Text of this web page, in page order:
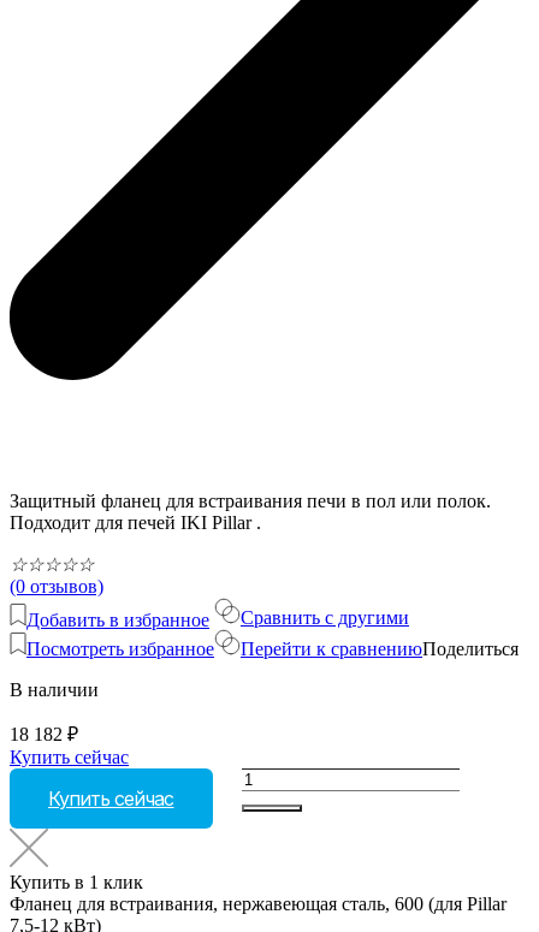
Защитный фланец для встраивания печи в пол или полок.
Подходит для печей IKI Pillar .
☆☆☆☆☆
(0 отзывов)
Добавить в избранное
Посмотреть избранное
Сравнить с другими
Перейти к сравнениюПоделиться
В наличии
18 182 ₽
Купить сейчас
Купить сейчас
Количество
сталь,
Купить в 1 клик
Фланец для встраивания, нержавеющая сталь, 600 (для Pillar
7,5-12 кВт)